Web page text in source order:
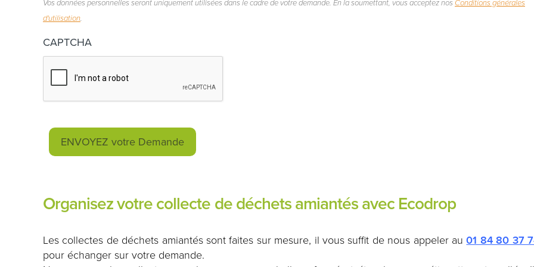
Vos données personnelles seront uniquement utilisées dans le cadre de votre demande. En la soumettant, vous acceptez nos Conditions générales
d'utilisation.
CAPTCHA
Organisez votre collecte de déchets amiantés avec Ecodrop
Les collectes de déchets amiantés sont faites sur mesure, il vous suffit de nous appeler au01 84 80 37
pour échanger sur votre demande.